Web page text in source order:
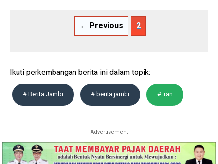
← Previous 2
Ikuti perkembangan berita ini dalam topik:
# Berita Jambi # berita jambi # Iran
Advertisement